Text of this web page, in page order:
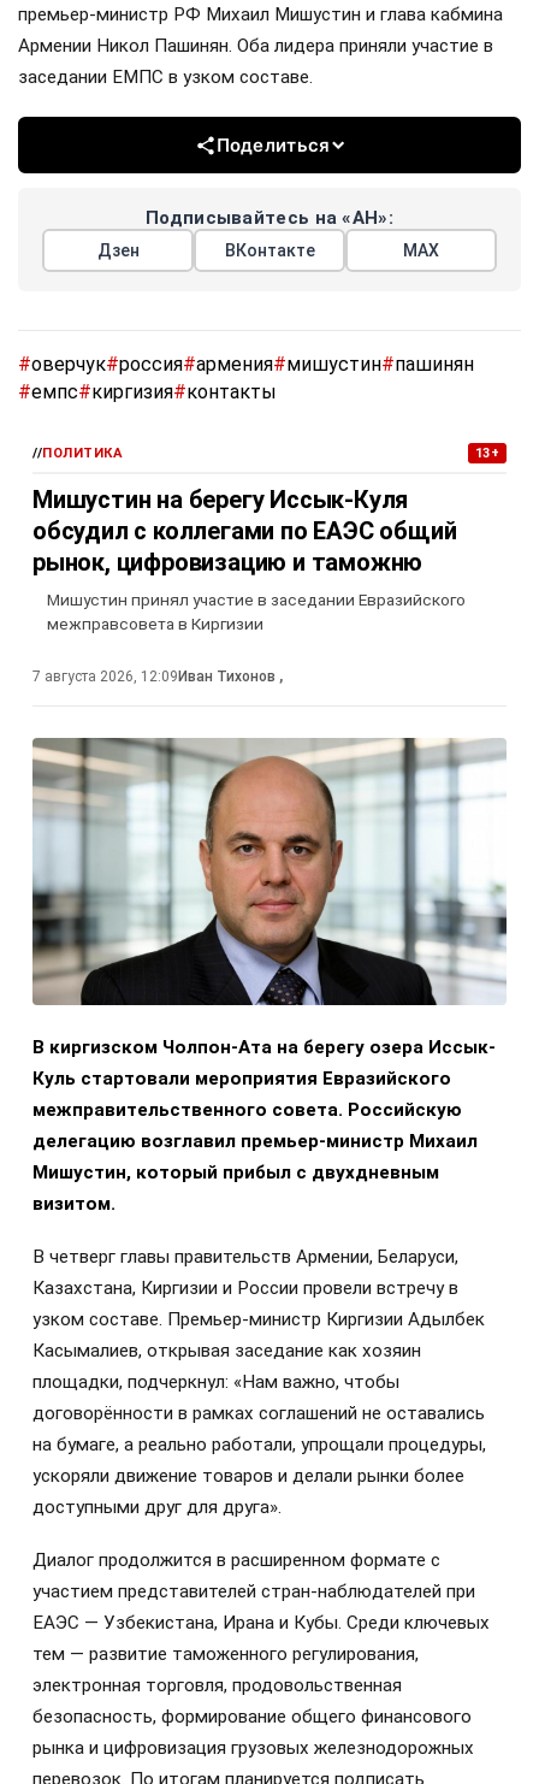
премьер-министр РФ Михаил Мишустин и глава кабмина
Армении Никол Пашинян. Оба лидера приняли участие в
заседании ЕМПС в узком составе.
Поделиться
Подписывайтесь на «АН»:
Дзен ВКонтакте МАХ
#оверчук#россия#армения#мишустин#пашинян
#емпс#киргизия#контакты
//ПОЛИТИКА 13+
Мишустин на берегу Иссык-Куля
обсудил с коллегами по ЕАЭС общий
рынок, цифровизацию и таможню
Мишустин принял участие в заседании Евразийского
межправсовета в Киргизии
7 августа 2026, 12:09 Иван Тихонов ,
В киргизском Чолпон-Ата на берегу озера Иссык-
Куль стартовали мероприятия Евразийского
межправительственного совета. Российскую
делегацию возглавил премьер-министр Михаил
Мишустин, который прибыл с двухдневным
визитом.
В четверг главы правительств Армении, Беларуси,
Казахстана, Киргизии и России провели встречу в
узком составе. Премьер-министр Киргизии Адылбек
Касымалиев, открывая заседание как хозяин
площадки, подчеркнул: «Нам важно, чтобы
договорённости в рамках соглашений не оставались
на бумаге, а реально работали, упрощали процедуры,
ускоряли движение товаров и делали рынки более
доступными друг для друга».
Диалог продолжится в расширенном формате с
участием представителей стран-наблюдателей при
ЕАЭС — Узбекистана, Ирана и Кубы. Среди ключевых
тем — развитие таможенного регулирования,
электронная торговля, продовольственная
безопасность, формирование общего финансового
рынка и цифровизация грузовых железнодорожных
перевозок. По итогам планируется подписать